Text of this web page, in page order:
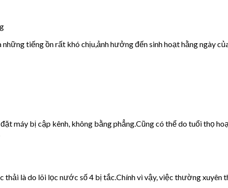
tiếng ồn rất khó chịu,ảnh hưởng đến sinh hoạt hằng ngày
máy bị cập kênh, không bằng phẳng.Cũng có thể do tuổi thọ
thải là do lõi lọc nước số 4 bị tắc.Chính vì vậy, việc thường xuyên